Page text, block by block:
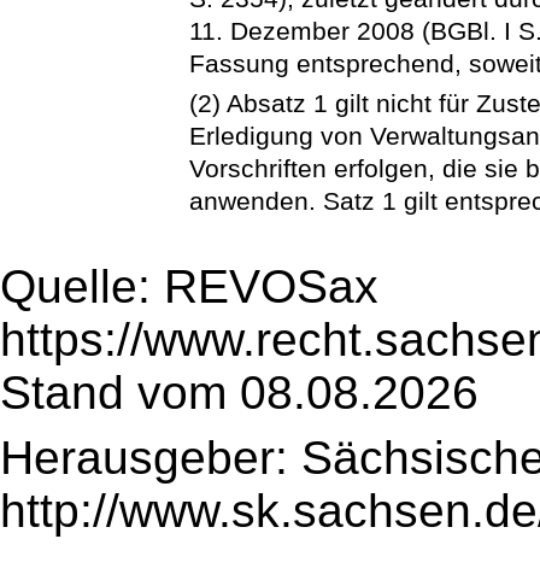
11. Dezember 2008 (BGBl. I
Fassung entsprechend,
(2) Absatz 1 gilt nicht für
Erledigung von
Vorschriften erfolgen, die sie
anwenden. Satz 1 gilt
Quelle: REVOSax
https://
Stand vom 08.08.2026
Herausgeber:
http://